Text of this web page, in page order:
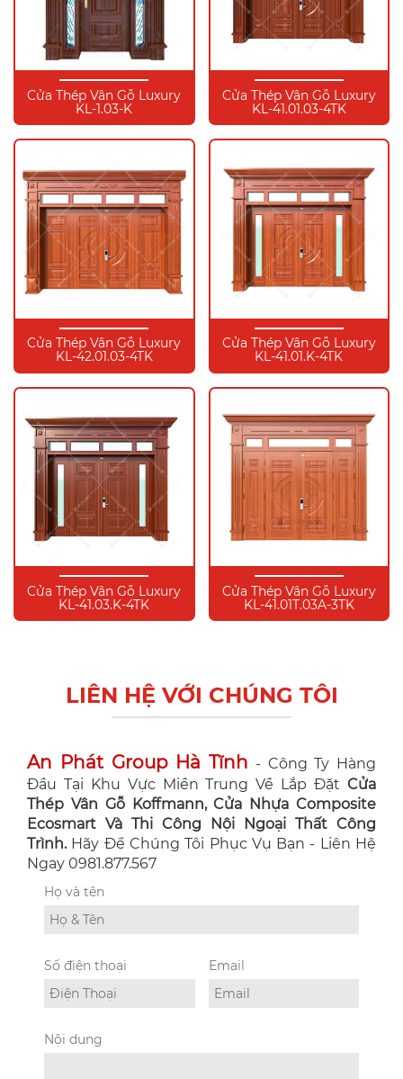
Cửa Thép Vân Gỗ Luxury
KL-1.03-K
Cửa Thép Vân Gỗ Luxury
KL-41.01.03-4TK
Cửa Thép Vân Gỗ Luxury
KL-42.01.03-4TK
Cửa Thép Vân Gỗ Luxury
KL-41.01.K-4TK
Cửa Thép Vân Gỗ Luxury
KL-41.03.K-4TK
Cửa Thép Vân Gỗ Luxury
KL-41.01T.03A-3TK
LIÊN HỆ VỚI CHÚNG TÔI
An Phát Group Hà Tĩnh - Công Ty Hàng
Đầu Tại Khu Vực Miền Trung Về Lắp Đặt Cửa
Thép Vân Gỗ Koffmann, Cửa Nhựa Composite
Ecosmart Và Thi Công Nội Ngoại Thất Công
Trình. Hãy Để Chúng Tôi Phục Vụ Bạn - Liên Hệ
Ngay 0981.877.567
Họ và tên
Số điện thoại Email
Nội dung